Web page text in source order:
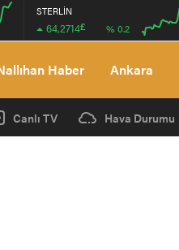
STERLİN
64,2714£ % 0.2
Haber Ankara
Canlı TV Hava Durumu